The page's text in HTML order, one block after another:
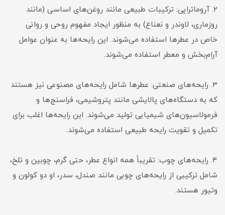
2. آروماتراپی: ترکیبات طبیعی مانند روغن‌های اساسی (مانند
روزماری، لاوندر و نعناع) به منظور ایجاد مفهوم روحی و روانی
خاص در عطرها استفاده می‌شوند. این رایحه‌ها به عنوان عوامل
آرام‌بخش و معطر استفاده می‌شوند.
3. رایحه‌های صنعتی: عطرها شامل رایحه‌های مصنوعی نیز هستند
که به دستگاه‌های پالایشی مانند پتروشیمی، فراسنج‌ها و
فرمولاسیون‌های شیمیایی تولید می‌شوند. این رایحه‌ها اغلب برای
تکمیل و تقویت رایحه طبیعی استفاده می‌شوند.
4. رایحه‌های چوب: تقریباً همه انواع عطر، حتی گرم، چوبین و تلخ،
شامل ترکیبی از رایحه‌های چوبی مانند صندل، سدر، او دو کولون و
وتیور هستند.